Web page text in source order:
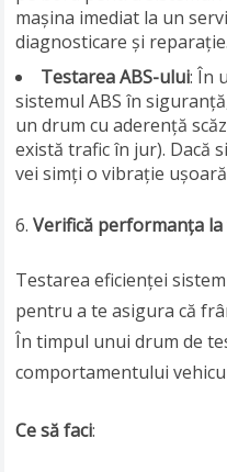
mașina imediat la un
diagnosticare și reparație.
Testarea ABS-ului: În
sistemul ABS în
un drum cu aderență
există trafic în jur). Dacă
vei simți o vibrație
Verifică performanța
Testarea eficienței
pentru a te asigura că
În timpul unui drum de
comportamentului
Ce să faci: